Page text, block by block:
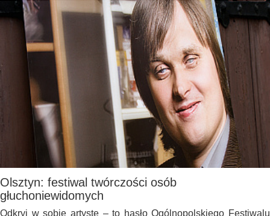
Olsztyn: festiwal twórczości osób
głuchoniewidomych
Odkryj w sobie artystę – to hasło Ogólnopolskiego Festiwalu